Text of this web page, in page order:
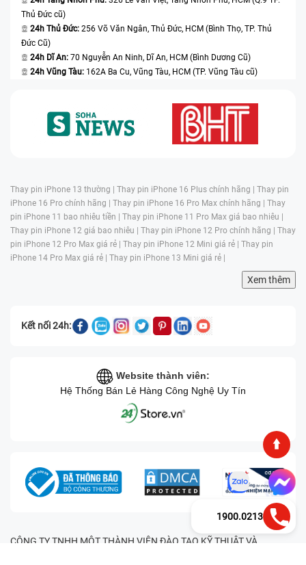
Thủ Đức cũ)
24h Thủ Đức: 256 Võ Văn Ngân, Thủ Đức, HCM (Bình Thọ, TP. Thủ
Đức Cũ)
24h Dĩ An: 70 Nguyễn An Ninh, Dĩ An, HCM (Bình Dương Cũ)
24h Vũng Tàu: 162A Ba Cu, Vũng Tàu, HCM (TP. Vũng Tàu cũ)
Thay pin iPhone 13 thường | Thay pin iPhone 16 Plus chính hãng | Thay pin
iPhone 16 Pro chính hãng | Thay pin iPhone 16 Pro Max chính hãng | Thay
pin iPhone 11 bao nhiêu tiền | Thay pin iPhone 11 Pro Max giá bao nhiêu |
Thay pin iPhone 12 giá bao nhiêu | Thay pin iPhone 12 Pro chính hãng | Thay
pin iPhone 12 Pro Max giá rẻ | Thay pin iPhone 12 Mini giá rẻ | Thay pin
iPhone 14 Pro Max giá rẻ | Thay pin iPhone 13 Mini giá rẻ |
Xem thêm
Kết nối 24h:
Website thành viên:
Hệ Thống Bán Lẻ Hàng Công Nghệ Uy Tín
CÔNG TY TNHH MỘT THÀNH VIÊN ĐÀO TẠO KỸ THUẬT VÀ
1900.0213